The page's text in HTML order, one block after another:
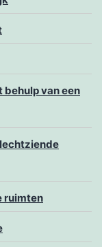
behulp van een
ruimten